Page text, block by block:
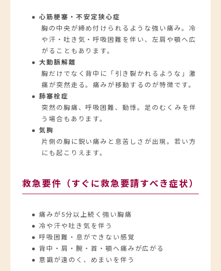
● 心筋梗塞・不安定狭心症
胸の中央が締め付けられるような強い痛み。冷
や汗・吐き気・呼吸困難を伴い、左肩や顎へ広
がることもあります。
● 大動脈解離
胸だけでなく背中に「引き裂かれるような」激
痛が突然走る。痛みが移動するのが特徴です。
● 肺塞栓症
突然の胸痛、呼吸困難、動悸。足のむくみを伴
う場合もあります。
● 気胸
片側の胸に鋭い痛みと息苦しさが出現。若い方
にも起こりえます。
救急要件（すぐに救急要請すべき症状）
● 痛みが5分以上続く強い胸痛
● 冷や汗や吐き気を伴う
● 呼吸困難・息ができない感覚
● 背中・肩・腕・首・顎へ痛みが広がる
● 意識が遠のく、めまいを伴う